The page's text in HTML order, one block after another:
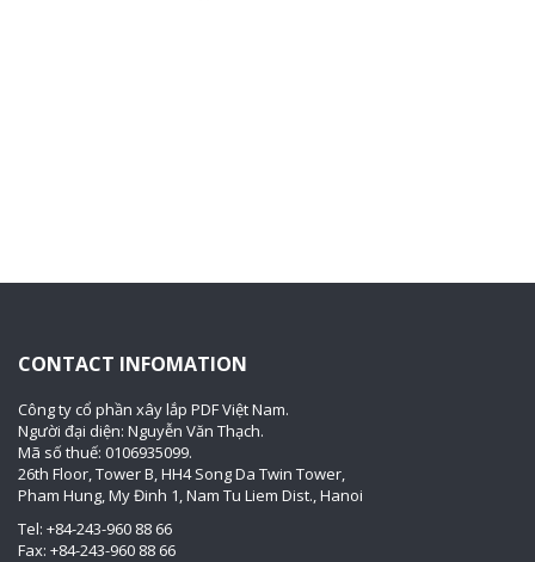
CONTACT INFOMATION
Công ty cổ phần xây lắp PDF Việt Nam.
Người đại diện: Nguyễn Văn Thạch.
Mã số thuế: 0106935099.
26th Floor, Tower B, HH4 Song Da Twin Tower,
Pham Hung, My Đinh 1, Nam Tu Liem Dist., Hanoi
Tel: +84-243-960 88 66
Fax: +84-243-960 88 66